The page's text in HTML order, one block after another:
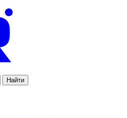
Найти